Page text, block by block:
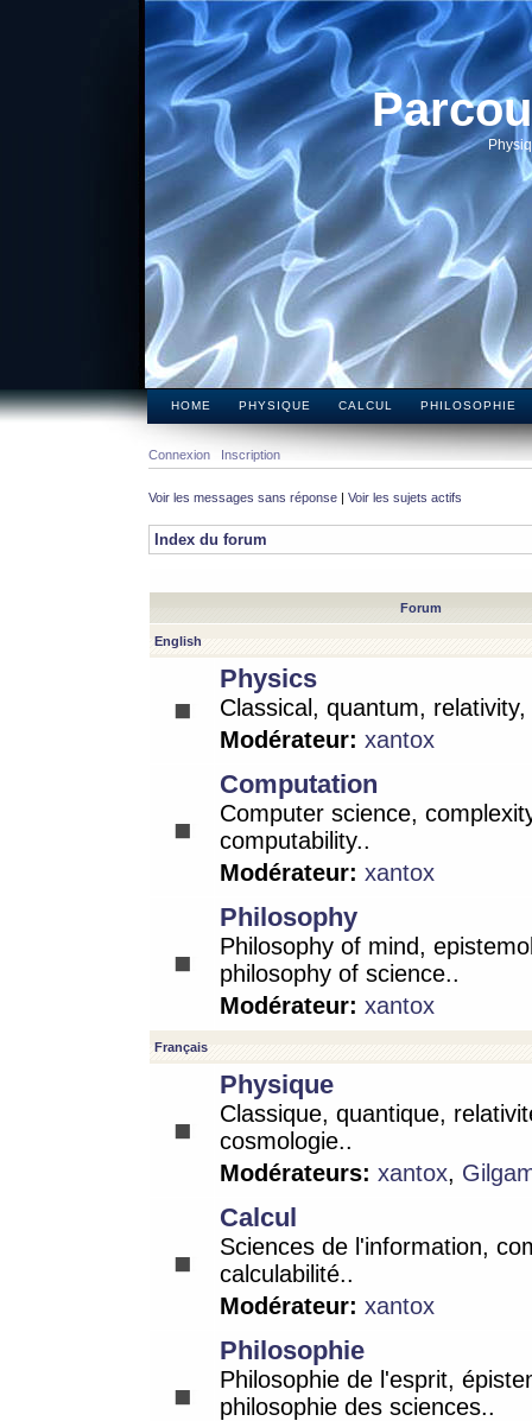
HOME PHYSIQUE CALCUL PHILOSOPHIE
Connexion Inscription
Voir les messages sans réponse | Voir les sujets actifs
Index du forum
Forum
English
Physics
Classical, quantum,
Modérateur: xantox
Computation
Computer science,
computability..
Modérateur: xantox
Philosophy
Philosophy of mind,
philosophy of science..
Modérateur: xantox
Français
Physique
Classique, quantique,
cosmologie..
Modérateurs: xantox,
Calcul
Sciences de l'information,
calculabilité..
Modérateur: xantox
Philosophie
Philosophie de l'esprit,
philosophie des sciences..